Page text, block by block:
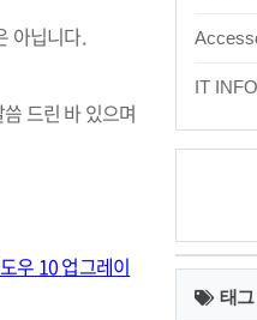
아닙니다.
드린 바 있으며
우 10업그레이
IT
최
근
글 태그